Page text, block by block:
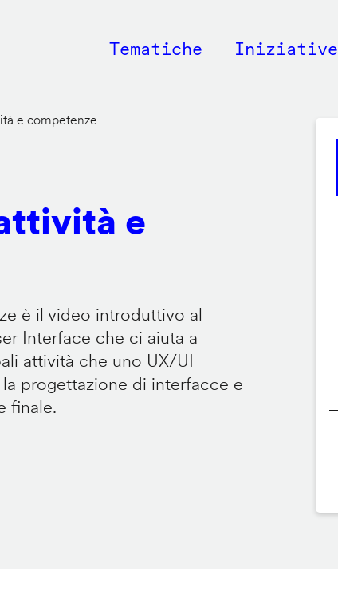
Main
Tematiche Iniziative
e competenze
e
è il video introduttivo al
Interface che ci aiuta a
attività che uno UX/UI
progettazione di interfacce e
finale.